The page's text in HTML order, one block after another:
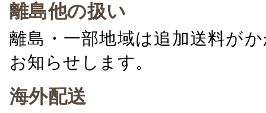
離島他の扱い
離島・一部地域は追加送料が
お知らせします。
海外配送